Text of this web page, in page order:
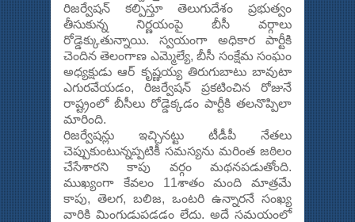
రిజర్వేషన్ కల్పిస్తూ తెలుగుదేశం ప్రభుత్వం
తీసుకున్న నిర్ణయంపై బీసీ వర్గాలు
రోడ్డెక్కుతున్నాయి. స్వయంగా అధికార పార్టీకి
చెందిన తెలంగాణ ఎమ్మెల్యే, బీసీ సంక్షేమ సంఘం
అధ్యక్షుడు ఆర్ కృష్ణయ్య తిరుగుబాటు బావుటా
ఎగురవేయడం, రిజర్వేషన్ ప్రకటించిన రోజునే
రాష్ట్రంలో బీసీలు రోడ్డెక్కడం పార్టీకి తలనొప్పిలా
మారింది.
రిజర్వేషన్లు ఇచ్చినట్టు టీడీపీ నేతలు
చెప్పుకుంటున్నప్పటికీ సమస్యను మరింత జఠిలం
చేసేశారని కాపు వర్గం మథనపడుతోంది.
ముఖ్యంగా కేవలం 11శాతం మంది మాత్రమే
కాపు, తెలగ, బలిజ, ఒంటరి ఉన్నారనే సంఖ్య
వారికి మింగుడుపడడం లేదు. అదే సమయంలో